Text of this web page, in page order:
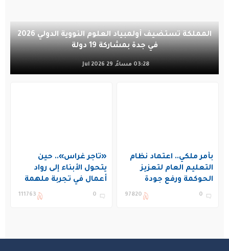
المملكة تستضيف أولمبياد العلوم النووية الدولي 2026
في جدة بمشاركة 19 دولة
03:28 مساءً, 29 Jul 2026
بأمر ملكي.. اعتماد نظام
التعليم العام لتعزيز
الحوكمة ورفع جودة
التعليم في المملكة
0
97820
«تاجر غراس».. حين
يتحول الأبناء إلى رواد
أعمال في تجربة ملهمة
بنادي غراس الصيفي
0
111763